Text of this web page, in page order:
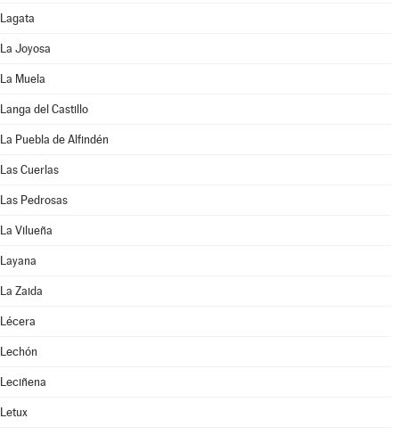
Lagata
La Joyosa
La Muela
Langa del Castillo
La Puebla de Alfindén
Las Cuerlas
Las Pedrosas
La Vilueña
Layana
La Zaida
Lécera
Lechón
Leciñena
Letux